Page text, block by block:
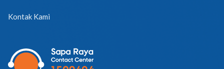
Kontak Kami